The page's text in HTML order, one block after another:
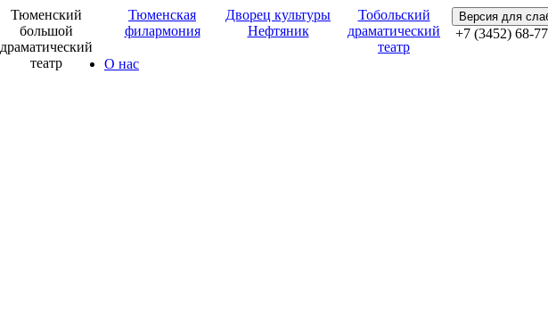
Тюменский
большой
драматический
театр
Тюменская
филармония
Дворец культуры
Нефтяник
Тобольский
драматический
театр
Версия для
+7 (3452) 68-
О нас